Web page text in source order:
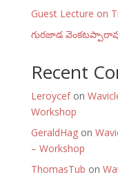
Guest Lecture on
గురజాడ
Recent
Leroycefon
Workshop
GeraldHagon
– Workshop
ThomasTub on